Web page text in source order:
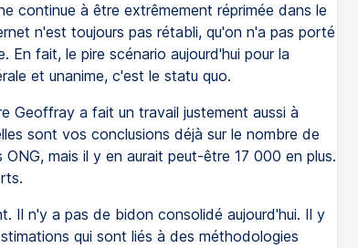
continue à être extrêmement réprimée dans le
n'est toujours pas rétabli, qu'on n'a pas porté
En fait, le pire scénario aujourd'hui pour la
et unanime, c'est le statu quo.
Geoffray a fait un travail justement aussi à
sont vos conclusions déjà sur le nombre de
mais il y en aurait peut-être 17 000 en plus.
Il n'y a pas de bidon consolidé aujourd'hui. Il y
qui sont liés à des méthodologies